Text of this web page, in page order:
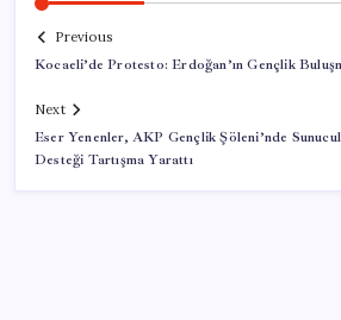
Previous
Kocaeli’de Protesto: Erdoğan’ın Gençlik
Next
Eser Yenenler, AKP Gençlik Şöleni’nde
Desteği Tartışma Yarattı